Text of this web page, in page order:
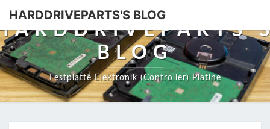
HARDDRIVEPARTS'S BLOG
BLOG
Festplatte Elektronik (Controller) Platine